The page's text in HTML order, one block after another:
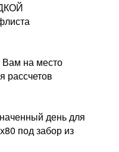
на место
рассчетов
день для
под забор из